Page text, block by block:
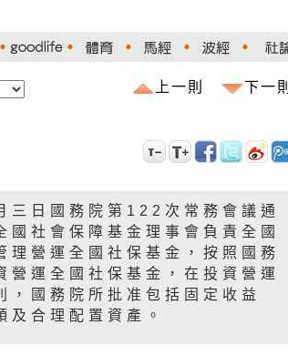
上一則 下一則
三日國務院第122次常務會議通
社會保障基金理事會負責全國
理營運全國社保基金，按照國務
營運全國社保基金，在投資營運
，國務院所批准包括固定收益
及合理配置資產。